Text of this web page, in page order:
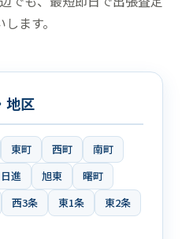
ます。
地区
東町 西町
南町
日進 旭東
曙町
西3条 東1条
東2条